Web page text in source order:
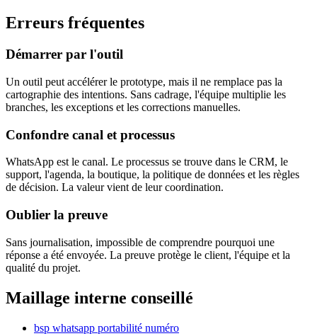
Erreurs fréquentes
Démarrer par l'outil
Un outil peut accélérer le prototype, mais il ne remplace pas la
cartographie des intentions. Sans cadrage, l'équipe multiplie les
branches, les exceptions et les corrections manuelles.
Confondre canal et processus
WhatsApp est le canal. Le processus se trouve dans le CRM, le
support, l'agenda, la boutique, la politique de données et les règles
de décision. La valeur vient de leur coordination.
Oublier la preuve
Sans journalisation, impossible de comprendre pourquoi une
réponse a été envoyée. La preuve protège le client, l'équipe et la
qualité du projet.
Maillage interne conseillé
bsp whatsapp portabilité numéro